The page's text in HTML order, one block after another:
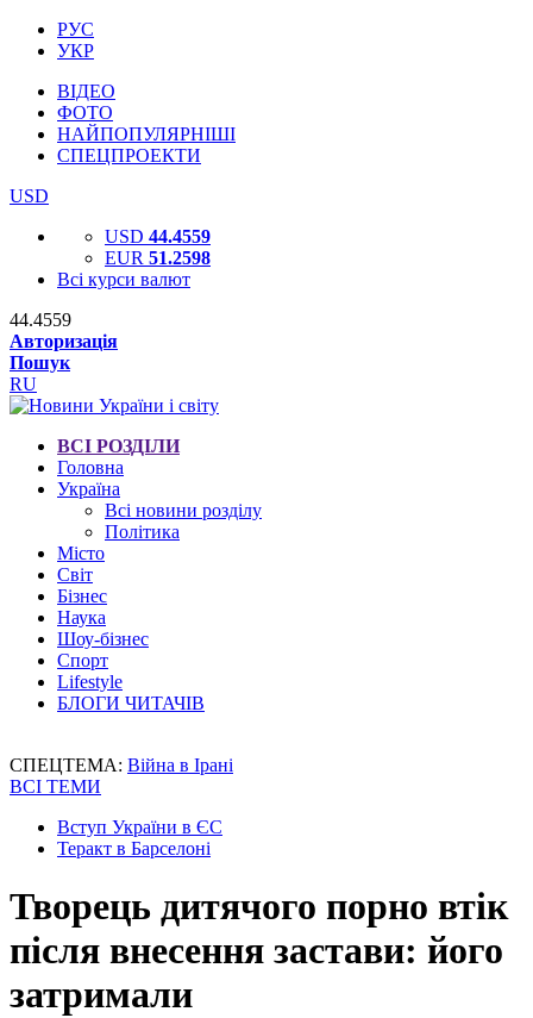
РУС
УКР
ВІДЕО
ФОТО
НАЙПОПУЛЯРНІШІ
СПЕЦПРОЕКТИ
USD
USD 44.4559
EUR 51.2598
Всі курси валют
44.4559
Авторизація
Пошук
RU
ВСІ РОЗДІЛИ
Головна
Україна
Всі новини розділу
Політика
Місто
Світ
Бізнес
Наука
Шоу-бізнес
Спорт
Lifestyle
БЛОГИ ЧИТАЧІВ
СПЕЦТЕМА: Війна в Ірані
ВСІ ТЕМИ
Вступ України в ЄС
Теракт в Барселоні
Творець дитячого порно втік
після внесення застави: його
затримали